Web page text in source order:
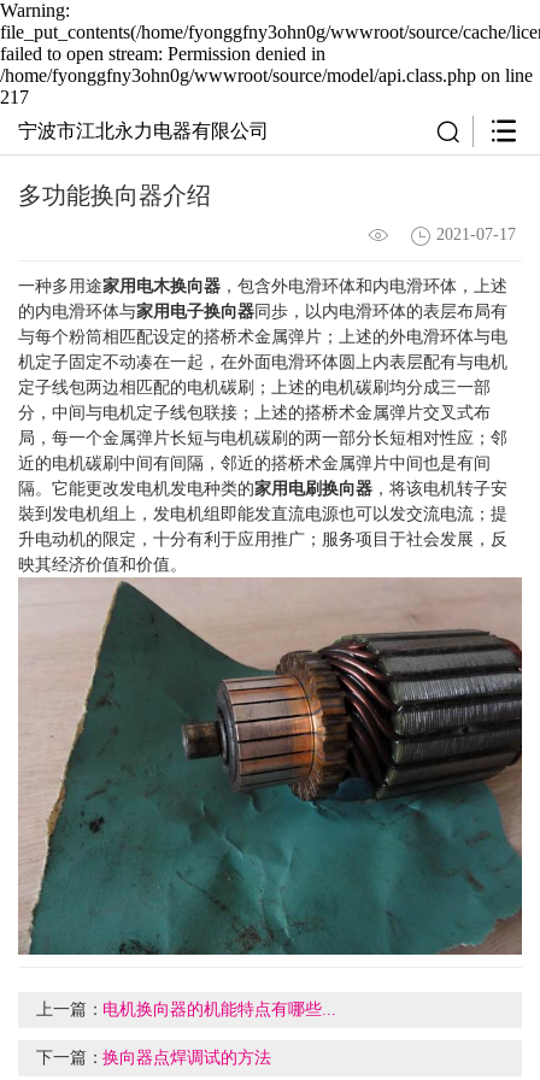
Warning:
file_put_contents(/home/fyonggfny3ohn0g/wwwroot/source/cache/
failed to open stream: Permission denied in
/home/fyonggfny3ohn0g/wwwroot/source/model/api.class.php on line
217
宁波市江北永力电器有限公司
多功能换向器介绍
2021-07-17
一种多用途家用电木换向器 ，包含外电滑环体和内电滑环体，上述
的内电滑环体与家用电子换向器 同歩，以内电滑环体的表层布局有
与每个粉筒相匹配设定的搭桥术金属弹片；上述的外电滑环体与电
机定子固定不动凑在一起，在外面电滑环体圆上内表层配有与电机
定子线包两边相匹配的电机碳刷；上述的电机碳刷均分成三一部
分，中间与电机定子线包联接；上述的搭桥术金属弹片交叉式布
局，每一个金属弹片长短与电机碳刷的两一部分长短相对性应；邻
近的电机碳刷中间有间隔，邻近的搭桥术金属弹片中间也是有间
隔。它能更改发电机发电种类的家用电刷换向器 ，将该电机转子安
裝到发电机组上，发电机组即能发直流电源也可以发交流电流；提
升电动机的限定，十分有利于应用推广；服务项目于社会发展，反
映其经济价值和价值。
上一篇： 电机换向器的机能特点有哪些...
下一篇：换向器点焊调试的方法